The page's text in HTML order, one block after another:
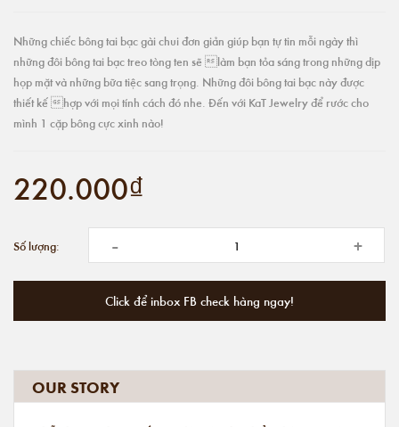
Những chiếc bông tai bạc gài chui đơn giản giúp bạn tự tin mỗi ngày thì
những đôi bông tai bạc treo tòng ten sẽ làm bạn tỏa sáng trong những dịp
họp mặt và những bữa tiệc sang trọng. Những đôi bông tai bạc này được
thiết kế hợp với mọi tính cách đó nhe. Đến với KaT Jewelry để rước cho
mình 1 cặp bông cực xinh nào!
220.000₫
Số lượng: - +
Click để inbox FB check hàng ngay!
OUR STORY